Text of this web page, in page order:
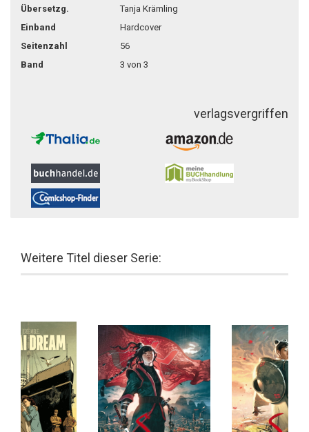
Übersetzg.
Tanja Krämling
Einband
Hardcover
Seitenzahl
56
Band
3 von 3
verlagsvergriffen
Weitere Titel dieser Serie: